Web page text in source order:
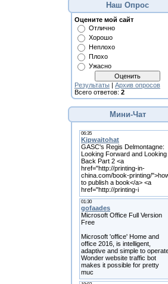
Наш Опрос
Оцените мой сайт
Отлично
Хорошо
Неплохо
Плохо
Ужасно
Результаты | Архив опросов
Всего ответов: 2
Мини-Чат